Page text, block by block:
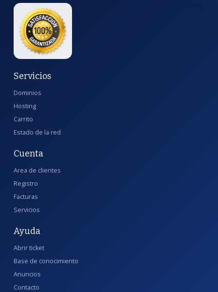
Servicios
Dominios
Hosting
Carrito
Estado de la red
Cuenta
Area de clientes
Registro
Facturas
Servicios
Ayuda
Abrir ticket
Base de conocimiento
Anuncios
Contacto